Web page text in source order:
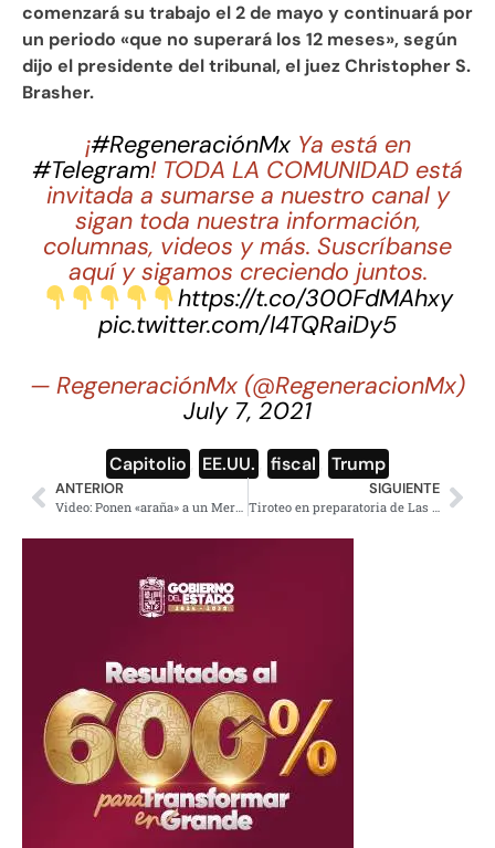
comenzará su trabajo el 2 de mayo y continuará por
un periodo «que no superará los 12 meses», según
dijo el presidente del tribunal, el juez Christopher S.
Brasher.
¡#RegeneraciónMxYa está en
#Telegram! TODA LA COMUNIDAD está
invitada a sumarse a nuestro canal y
sigan toda nuestra información,
columnas, videos y más. Suscríbanse
aquí y sigamos creciendo juntos.
https://t.co/300FdMAhxy
pic.twitter.com/I4TQRaiDy5
— RegeneraciónMx (@RegeneracionMx)
July 7, 2021
Capitolio EE.UU. fiscal Trump
ANTERIOR
Video: Ponen «araña» a un Mercedes Benz SLR McLaren en CDMX; se viraliza
SIGUIENTE
Tiroteo en preparatoria de Las Vegas deja 5 adolescentes heridos